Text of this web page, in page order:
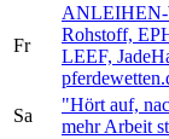
Fr
ANLEIHEN-
Rohstoff,
LEEF,
Sa
"Hört auf,
mehr Arbeit